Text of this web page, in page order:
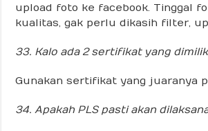
upload foto ke facebook. Tinggal
kualitas, gak perlu dikasih filter,
33. Kalo ada 2 sertifikat yang
Gunakan sertifikat yang juaranya
34. Apakah PLS pasti akan